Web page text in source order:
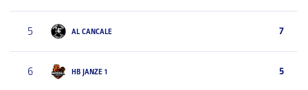
5 AL CANCALE 7
6 HB JANZE 1 5